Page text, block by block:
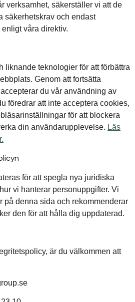
verksamhet, säkerställer vi att de
säkerhetskrav och endast
våra direktiv.
liknande teknologier för att förbättra
Genom att fortsätta
du vår användning av
föredrar att inte acceptera cookies,
för att blockera
din användarupplevelse. Läs
för att spegla nya juridiska
vi hanterar personuppgifter. Vi
på denna sida och rekommenderar
den för att hålla dig uppdaterad.
är du välkommen att